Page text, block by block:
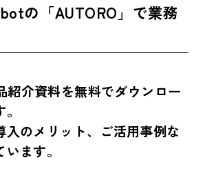
の「AUTORO」で業務
紹介資料を無料でダウンロー
入のメリット、ご活用事例な
ます。